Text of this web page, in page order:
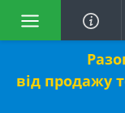
від продажу